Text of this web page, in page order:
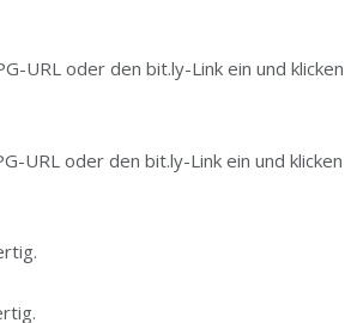
URL oder den bit.ly-Link ein und klicken